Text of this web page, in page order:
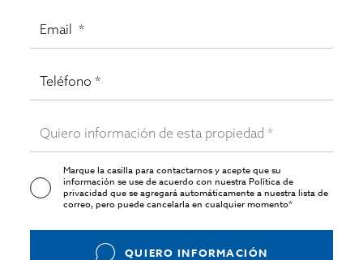
Marque la casilla para contactarnos y acepte que su
información se use de acuerdo con nuestraPolítica de
privacidadque se agregará automáticamente a nuestra lista de
correo, pero puede cancelarla en cualquier momento*
QUIERO INFORMACIÓN